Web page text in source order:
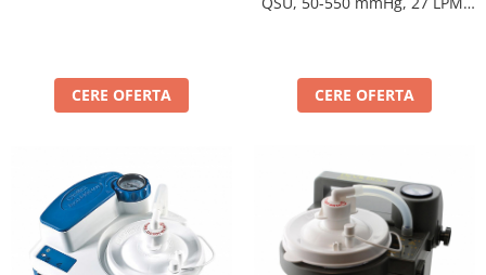
CERE OFERTA CERE OFERTA